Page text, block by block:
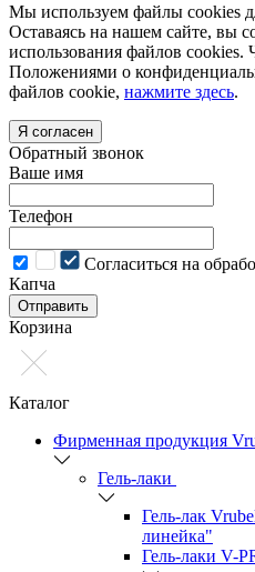
Мы используем файлы cookies
Оставаясь на нашем сайте, вы
использования файлов
Положениями о
файлов cookie, нажмите здесь.
Я согласен
Обратный звонок
Ваше имя
Телефон
Cогласиться на
Капча
Отправить
Корзина
Каталог
Фирменная продукция
Гель-лаки
Гель-лак
линейка"
Гель-лаки V-